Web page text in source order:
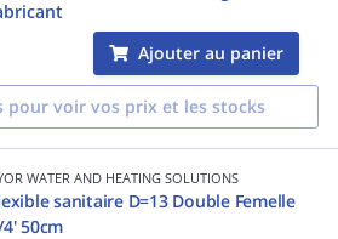
Ajouter au panier
pour voir vos prix et les stocks
WATER AND HEATING SOLUTIONS
sanitaire D=13 Double Femelle
50cm